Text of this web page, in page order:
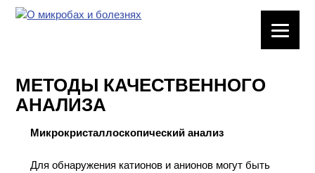
ХИМИЧЕСКАЯ
ПОСУДА
ВРЕДНЫЕ
МЕТОДЫ КАЧЕСТВЕННОГО
АНАЛИЗА
Микрокристаллоскопический анализ
Для обнаружения катионов и анионов могут быть